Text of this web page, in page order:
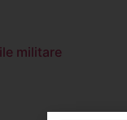
militare